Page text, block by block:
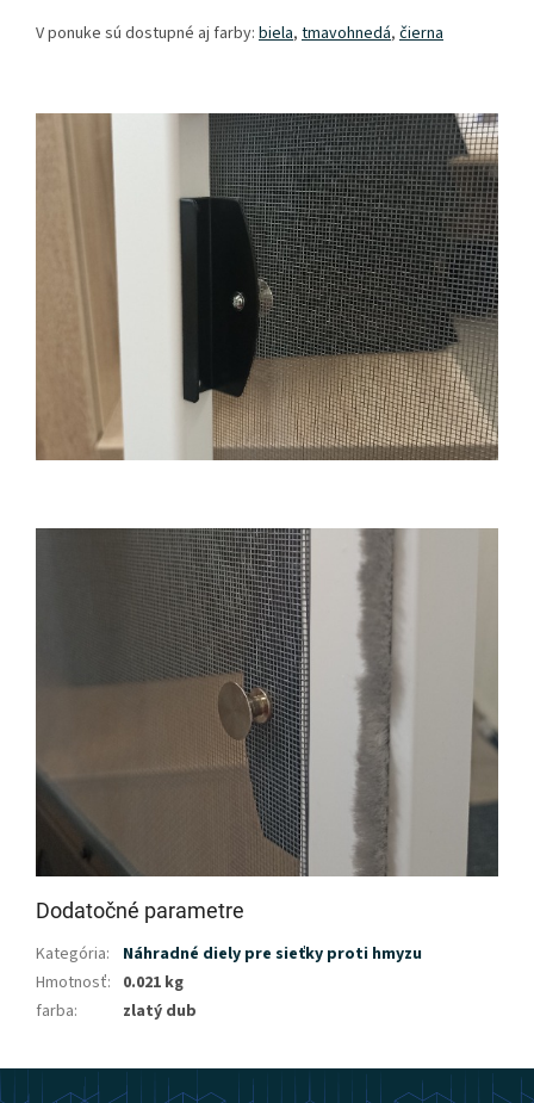
V ponuke sú dostupné aj farby: biela, tmavohnedá, čierna
Dodatočné parametre
Kategória:
Náhradné diely pre sieťky proti hmyzu
Hmotnosť: 0.021 kg
farba: zlatý dub
Z